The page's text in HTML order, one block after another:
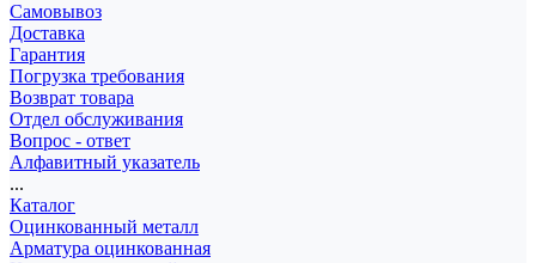
Самовывоз
Доставка
Гарантия
Погрузка требования
Возврат товара
Отдел обслуживания
Вопрос - ответ
Алфавитный указатель
...
Каталог
Оцинкованный металл
Арматура оцинкованная